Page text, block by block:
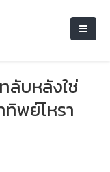
ลับหลังใช่
พย์โหรา